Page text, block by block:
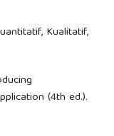
Kualitatif,
(4th ed.).